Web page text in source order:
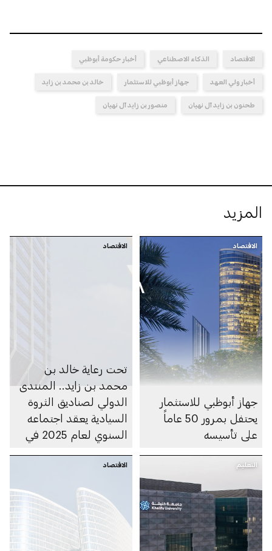
الاقتصاد الذكاء الاصطناعي أخبار حكومة أبوظبي
أخبار ولي العهد جهاز أبوظبي للاستثمار خالد بن محمد بن زايد
طحنون بن زايد آل نهيان منصور بن زايد آل نهيان
المزيد
الاقتصاد
جهاز أبوظبي للاستثمار
يحتفل بمرور 50 عاماً
على تأسيسه
الاقتصاد
تحت رعاية خالد بن
محمد بن زايد.. المنتدى
الدولي لصناديق الثروة
السيادية يعقد اجتماعه
السنوي لعام 2025 في
التعليم الاقتصاد